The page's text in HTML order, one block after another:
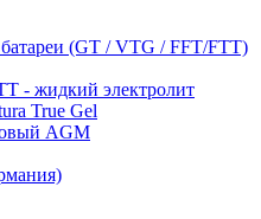
(GT / VTG / FFT/FTT)
- жидкий электролит
True Gel
AGM